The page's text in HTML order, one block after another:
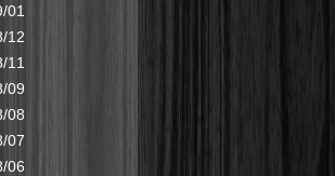
01
12
11
09
08
07
06